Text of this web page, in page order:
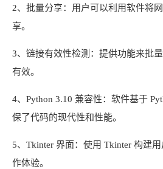
2、批量分享：用户可以利用软件将
享。
3、链接有效性检测：提供功能来批
有效。
4、Python 3.10 兼容性：软件基于
保了代码的现代性和性能。
5、Tkinter 界面：使用 Tkinter 构建
作体验。